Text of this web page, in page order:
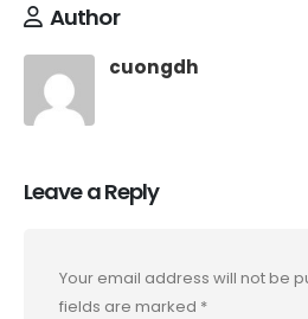
Author
cuongdh
Leave a Reply
Your email address will not be
fields are marked *